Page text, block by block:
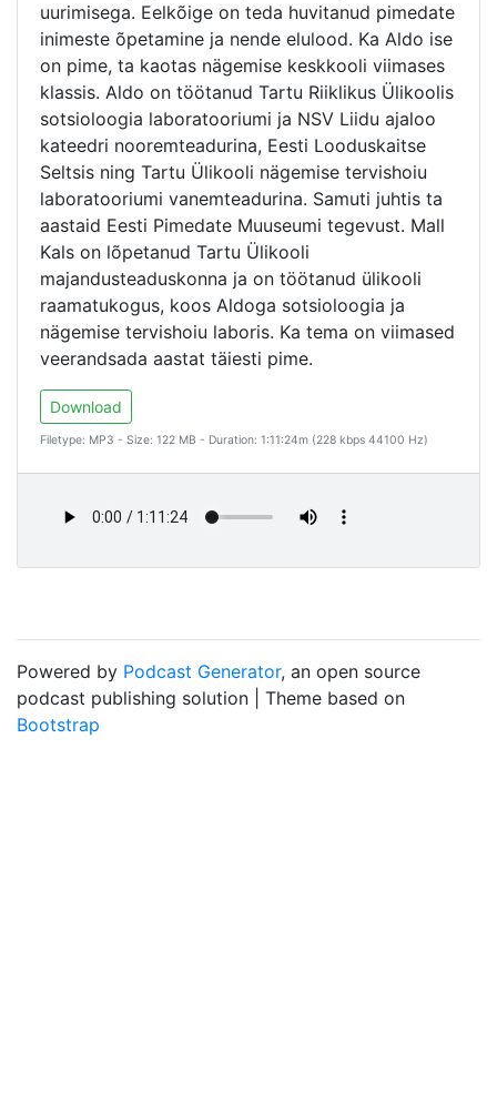
uurimisega. Eelkõige on teda huvitanud pimedate
inimeste õpetamine ja nende elulood. Ka Aldo ise
on pime, ta kaotas nägemise keskkooli viimases
klassis. Aldo on töötanud Tartu Riiklikus Ülikoolis
sotsioloogia laboratooriumi ja NSV Liidu ajaloo
kateedri nooremteadurina, Eesti Looduskaitse
Seltsis ning Tartu Ülikooli nägemise tervishoiu
laboratooriumi vanemteadurina. Samuti juhtis ta
aastaid Eesti Pimedate Muuseumi tegevust. Mall
Kals on lõpetanud Tartu Ülikooli
majandusteaduskonna ja on töötanud ülikooli
raamatukogus, koos Aldoga sotsioloogia ja
nägemise tervishoiu laboris. Ka tema on viimased
veerandsada aastat täiesti pime.
Download
Filetype: MP3 - Size: 122 MB - Duration: 1:11:24m (228 kbps 44100 Hz)
Powered by Podcast Generator, an open source
podcast publishing solution | Theme based on
Bootstrap